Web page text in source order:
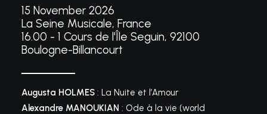
15 November 2026
La Seine Musicale, France
16.00 - 1 Cours de l'Île Seguin, 92100
Boulogne-Billancourt
Augusta HOLMES : La Nuite et l’Amour
Alexandre MANOUKIAN : Ode à la vie (world